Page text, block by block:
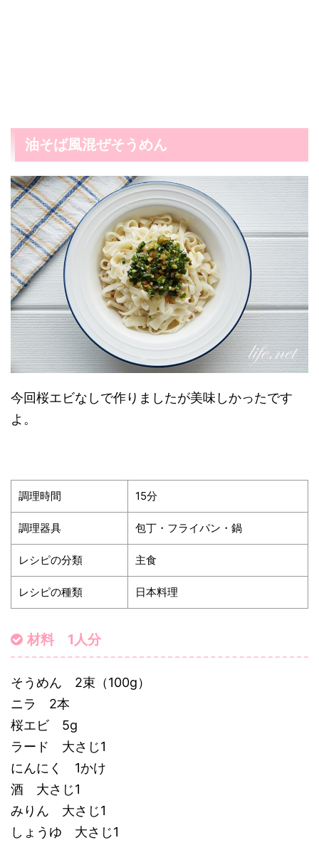
油そば風混ぜそうめん
今回桜エビなしで作りましたが美味しかったです
よ。
調理時間 15分
調理器具 包丁・フライパン・鍋
レシピの分類 主食
レシピの種類 日本料理
材料 1人分
そうめん 2束（100g）
ニラ 2本
桜エビ 5g
ラード 大さじ1
にんにく 1かけ
酒 大さじ1
みりん 大さじ1
しょうゆ 大さじ1